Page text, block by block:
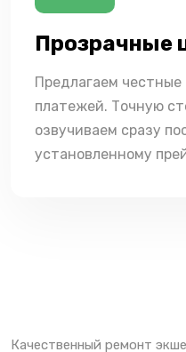
Прозрачные
Предлагаем
платежей. Точную
озвучиваем сразу
установленному
Качественный ремонт